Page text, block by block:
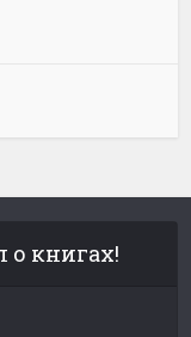
о книгах!